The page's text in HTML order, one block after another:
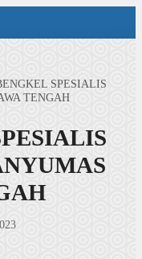
SPESIALIS
TENGAH